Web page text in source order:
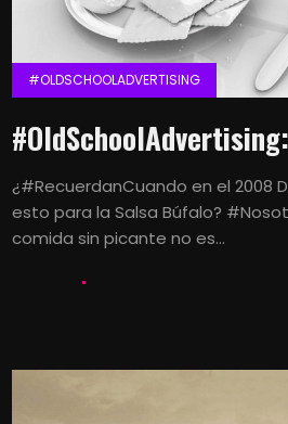
#OLDSCHOOLADVERTISING
¿#RecuerdanCuando en el 2008
esto para la Salsa Búfalo?
comida sin picante no es...